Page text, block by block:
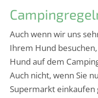
Auch wenn wir uns
Ihrem Hund
Hund auf dem
Auch nicht, wenn Sie
Supermarkt einkaufen